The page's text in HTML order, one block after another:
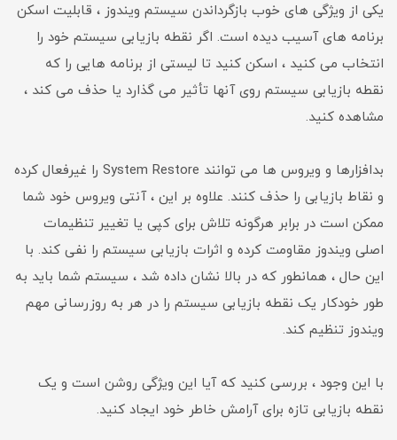
یکی از ویژگی های خوب بازگرداندن سیستم ویندوز ، قابلیت اسکن
برنامه های آسیب دیده است. اگر نقطه بازیابی سیستم خود را
انتخاب می کنید ، اسکن کنید تا لیستی از برنامه هایی را که
نقطه بازیابی سیستم روی آنها تأثیر می گذارد یا حذف می کند ،
مشاهده کنید.
بدافزارها و ویروس ها می توانند System Restore را غیرفعال کرده
و نقاط بازیابی را حذف کنند. علاوه بر این ، آنتی ویروس خود شما
ممکن است در برابر هرگونه تلاش برای کپی یا تغییر تنظیمات
اصلی ویندوز مقاومت کرده و اثرات بازیابی سیستم را نفی کند. با
این حال ، همانطور که در بالا نشان داده شد ، سیستم شما باید به
طور خودکار یک نقطه بازیابی سیستم را در هر به روزرسانی مهم
ویندوز تنظیم کند.
با این وجود ، بررسی کنید که آیا این ویژگی روشن است و یک
نقطه بازیابی تازه برای آرامش خاطر خود ایجاد کنید.